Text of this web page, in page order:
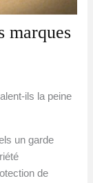
marques
ils la peine
un garde
de